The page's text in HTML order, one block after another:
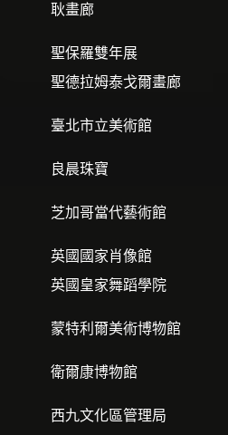
耿畫廊
聖保羅雙年展
聖德拉姆泰戈爾畫廊
臺北市立美術館
良晨珠寶
芝加哥當代藝術館
英國國家肖像館
英國皇家舞蹈學院
蒙特利爾美術博物館
衛爾康博物館
西九文化區管理局